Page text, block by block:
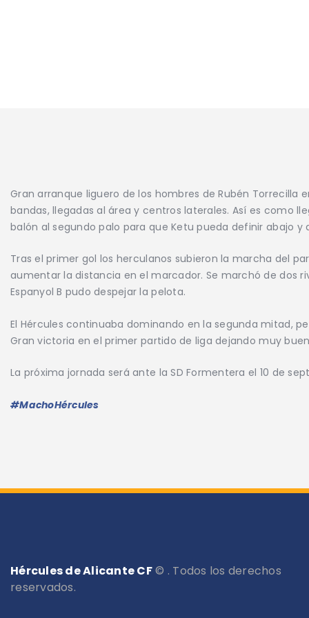
Gran arranque liguero de los hombres de Rubén
bandas, llegadas al área y centros laterales. Así es como
balón al segundo palo para que Ketu pueda definir abajo y
Tras el primer gol los herculanos subieron la marcha del
aumentar la distancia en el marcador. Se marchó de dos
Espanyol B pudo despejar la pelota.
El Hércules continuaba dominando en la segunda mitad,
Gran victoria en el primer partido de liga dejando muy
La próxima jornada será ante la SD Formentera el 10 de
#MachoHércules
Hércules de Alicante CF© . Todos los derechos
reservados.